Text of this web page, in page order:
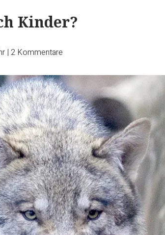
Kinder?
| 2 Kommentare